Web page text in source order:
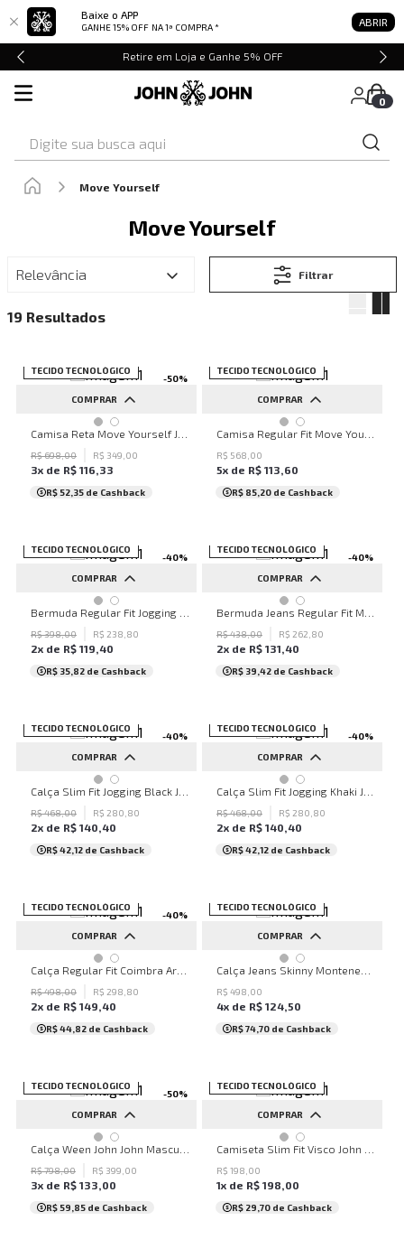
Baixe o APP
GANHE 15% OFF NA 1ª COMPRA * ABRIR
Retire em Loja e Ganhe 5% OFF
0
Move Yourself
Move Yourself
Relevância Filtrar
19
SALE
TECIDO TECNOLÓGICO
-50%
COMPRAR
P M G GG
R$698,00 R$ 349 00
3x de R$ 116,33
R$ 52,35 de Cashback
TECIDO TECNOLÓGICO
COMPRAR
PP P M G GG
R$ 568 00
5x de R$ 113,60
R$ 85,20 de Cashback
SALE
TECIDO TECNOLÓGICO
-40%
COMPRAR
38 40 42 44 46
R$398,00 R$ 238 80
2x de R$ 119,40
R$ 35,82 de Cashback
SALE
TECIDO TECNOLÓGICO
-40%
COMPRAR
36 38 40 42
44
46
R$438,00 R$ 262 80
2x de R$ 131,40
R$ 39,42 de Cashback
SALE
TECIDO TECNOLÓGICO
-40%
COMPRAR
36 42 44 46
R$468,00 R$ 280 80
2x de R$ 140,40
R$ 42,12 de Cashback
SALE
TECIDO TECNOLÓGICO
-40%
COMPRAR
38 40 42 44
46
48
R$468,00 R$ 280 80
2x de R$ 140,40
R$ 42,12 de Cashback
SALE
TECIDO TECNOLÓGICO
-40%
COMPRAR
36 38 40 42
44
46
48
R$498,00 R$ 298 80
2x de R$ 149,40
R$ 44,82 de Cashback
TECIDO TECNOLÓGICO
COMPRAR
36 38 40 42
44
R$ 498 00
4x de R$ 124,50
R$ 74,70 de Cashback
SALE
TECIDO TECNOLÓGICO
-50%
COMPRAR
P M G GG
R$798,00 R$ 399 00
3x de R$ 133,00
R$ 59,85 de Cashback
TECIDO TECNOLÓGICO
COMPRAR
P M G GG
R$ 198 00
1x de R$ 198,00
R$ 29,70 de Cashback